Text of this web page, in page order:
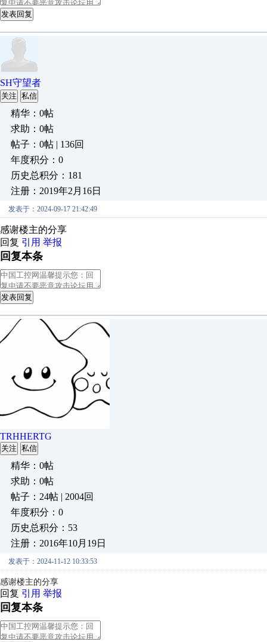
发表回复
SH守望者
关注 私信
精华：0帖
求助：0帖
帖子：0帖 | 136回
年度积分：0
历史总积分：181
注册：2019年2月16日
发表于：2024-09-17 21:42:49
感谢楼主的分享
回复 引用 举报
回复本条
发表回复
TRHHERTG
关注 私信
精华：0帖
求助：0帖
帖子：24帖 | 2004回
年度积分：0
历史总积分：53
注册：2016年10月19日
发表于：2024-11-12 10:33:53
感谢楼主的分享
回复 引用 举报
回复本条